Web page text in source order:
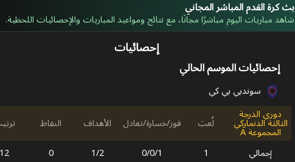
بث كرة القدم المباشر المجاني
شاهد مباريات اليوم مباشرًا مجانًا، مع نتائج ومواعيد المباريات والإحصائيات اللحظية.
إحصائيات
إحصائيات الموسم الحالي
سوندبي بي كي
دوري الدرجة
الثالثة الدنماركي
المجموعة A لُعبَ فوز/خسارة/تعادل الأهداف النقاط
إجمالي
1
0/0/1
1/2
0
12